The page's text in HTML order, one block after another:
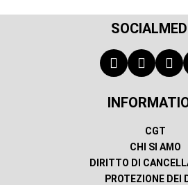
CGT
CHI SI AMO
DIRITTO DI
PROTEZIONE DEI